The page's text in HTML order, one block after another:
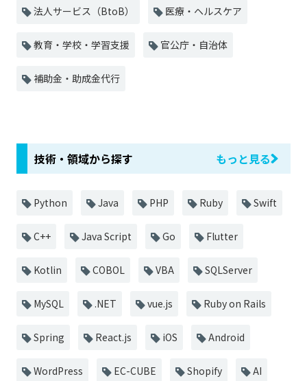
法人サービス（BtoB） 医療・ヘルスケア
教育・学校・学習支援 官公庁・自治体
補助金・助成金代行
技術・領域から探す もっと見る
Python Java PHP Ruby Swift
C++ Java Script Go Flutter
Kotlin COBOL VBA SQLServer
MySQL .NET vue.js Ruby on Rails
Spring React.js iOS Android
WordPress EC-CUBE Shopify AI